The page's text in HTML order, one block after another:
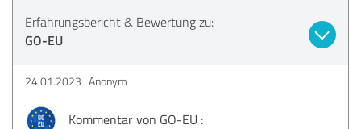
Erfahrungsbericht & Bewertung zu:
GO-EU
24.01.2023 Anonym
Kommentar von GO-EU :